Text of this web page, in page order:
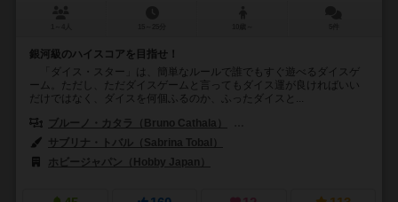
銀河級のハイスコアを目指せ！
「ダイス・スター」は、簡単なルールで誰でもすぐ遊べるダイスゲ
ーム。ただし、ただダイスゲームと言ってもダイス運が良ければいい
だけではなく、ダイスを何個ふるのか、ふったダイスと...
ブルーノ・カタラ（Bruno Cathala）
サブリナ・トバル（Sabrina Tobal）
ホビージャパン（Hobby Japan）